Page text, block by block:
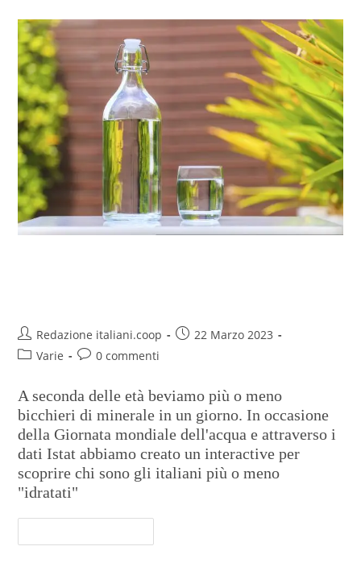
Redazione italiani.coop
22 Marzo 2023
Varie
0 commenti
A seconda delle età beviamo più o meno
bicchieri di minerale in un giorno. In occasione
della Giornata mondiale dell'acqua e attraverso i
dati Istat abbiamo creato un interactive per
scoprire chi sono gli italiani più o meno
"idratati"